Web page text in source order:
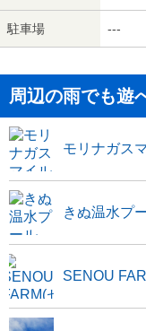
駐車場 ---
周辺の雨でも遊
モリナガス
きぬ温水プ
SENOU